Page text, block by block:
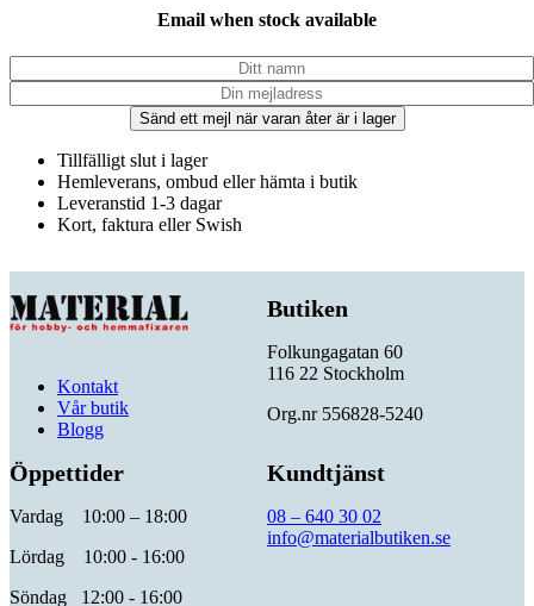
Email when stock available
Sänd ett mejl när varan åter är i lager
Tillfälligt slut i lager
Hemleverans, ombud eller hämta i butik
Leveranstid 1-3 dagar
Kort, faktura eller Swish
Kontakt
Vår butik
Blogg
Butiken
Folkungagatan 60
116 22 Stockholm
Org.nr 556828-5240
Öppettider
Vardag 10:00 – 18:00
Lördag 10:00 - 16:00
Söndag 12:00 - 16:00
Kundtjänst
08 – 640 30 02
info@materialbutiken.se